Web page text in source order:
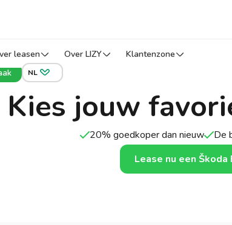
leasen Over LIZY Klantenzone
NL
Kies jouw
20% goedkoper dan nieuw De
Lease nu een Škoda